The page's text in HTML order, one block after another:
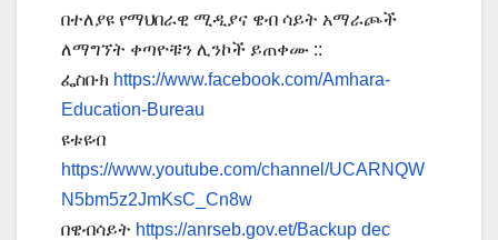
በተለያዩ የማህበራዊ ሚዲያና ዌብ ሳይት አማራጮች
ለማግኘት ቀጣዮቹን ሊንኮች ይጠቀሙ ::
ፌስቡክ https://www.facebook.com/Amhara-
Education-Bureau
ዩቱዩብ
https://www.youtube.com/channel/UCARNQW
N5bm5z2JmKsC_Cn8w
በዌብሳይት https://anrseb.gov.et/Backup dec